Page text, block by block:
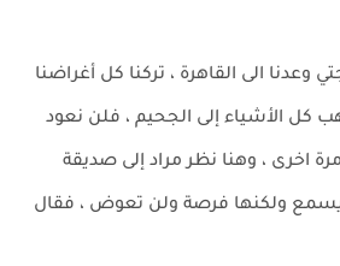
وعدنا الى القاهرة ، تركنا كل أغراضنا
كل الأشياء إلى الجحيم ، فلن نعود
اخرى ، وهنا نظر مراد إلى صديقة
ولكنها فرصة ولن تعوض ، فقال